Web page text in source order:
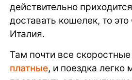
действительно
доставать кошелек, то
Италия.
Там почти все
платные, и поездка легко